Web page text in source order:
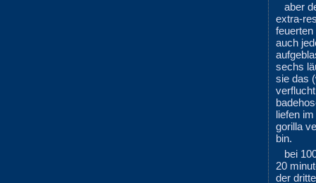
aber
extra-
auch
sechs
sie das
liefen
gorilla
bin.
bei
20
der